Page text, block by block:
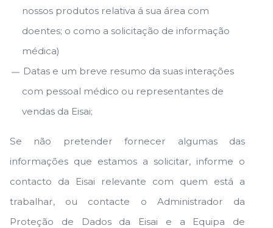
nossos produtos relativa á sua área com
doentes; o como a solicitação de informação
médica)
Datas e um breve resumo da suas interações
com pessoal médico ou representantes de
vendas da Eisai;
Se não pretender fornecer algumas das
informações que estamos a solicitar, informe o
contacto da Eisai relevante com quem está a
trabalhar, ou contacte o Administrador da
Proteção de Dados da Eisai e a Equipa de